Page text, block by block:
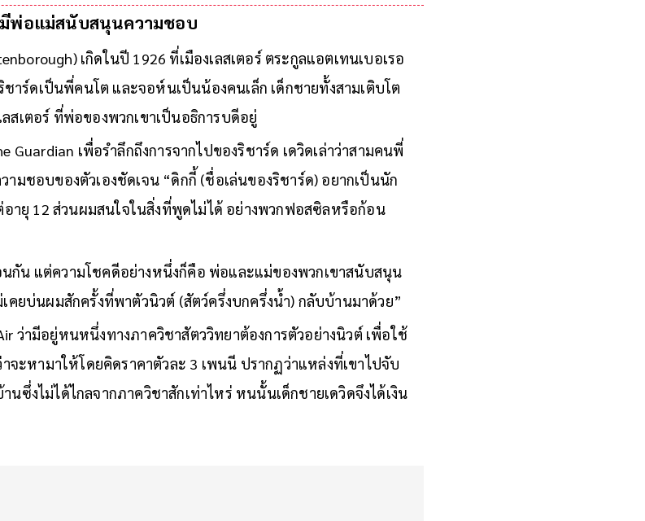
มีพ่อแม่สนับสนุนความชอบ
เกิดในปี 1926 ที่เมืองเลสเตอร์ ตระกูลแอตเทนเบอเรอ
าร์ดเป็นพี่คนโต และจอห์นเป็นน้องคนเล็ก เด็กชายทั้งสามเติบโต
สเตอร์ ที่พ่อของพวกเขาเป็นอธิการบดีอยู่
เพื่อรำลึกถึงการจากไปของริชาร์ด เดวิดเล่าว่าสามคนพี่
มชอบของตัวเองชัดเจน “ดิกกี้ (ชื่อเล่นของริชาร์ด) อยากเป็นนัก
อายุ 12 ส่วนผมสนใจในสิ่งที่พูดไม่ได้ อย่างพวกฟอสซิลหรือก้อน
กัน แต่ความโชคดีอย่างหนึ่งก็คือ พ่อและแม่ของพวกเขาสนับสนุน
คยบ่นผมสักครั้งที่พาตัวนิวต์ (สัตว์ครึ่งบกครึ่งน้ำ) กลับบ้านมาด้วย”
ว่ามีอยู่หนหนึ่งทางภาควิชาสัตววิทยาต้องการตัวอย่างนิวต์ เพื่อใช้
าจะหามาให้โดยคิดราคาตัวละ 3 เพนนี ปรากฏว่าแหล่งที่เขาไปจับ
ซึ่งไม่ได้ไกลจากภาควิชาสักเท่าไหร่ หนนั้นเด็กชายเดวิดจึงได้เงิน